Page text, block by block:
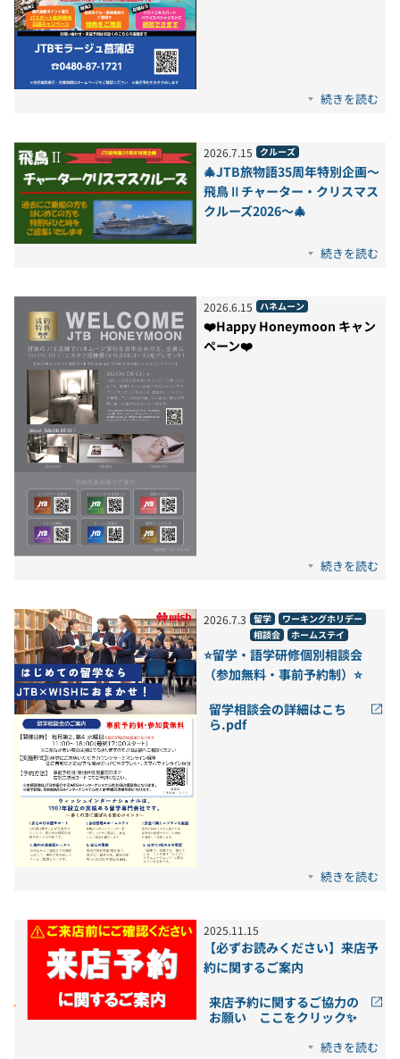
続きを読む
2026.7.15 クルーズ
🎄JTB旅物語35周年特別企画～
飛鳥Ⅱチャーター・クリスマス
クルーズ2026～🎄
続きを読む
2026.6.15 ハネムーン
❤️Happy Honeymoon キャン
ペーン❤️
続きを読む
2026.7.3 留学
ワーキングホリデー
相談会
ホームステイ
⭐留学・語学研修個別相談会
（参加無料・事前予約制）⭐
留学相談会の詳細はこち
ら.pdf
続きを読む
2025.11 .15
【必ずお読みください】来店予
約に関するご案内
来店予約に関するご協力の
お願い ここをクリック✨
続きを読む